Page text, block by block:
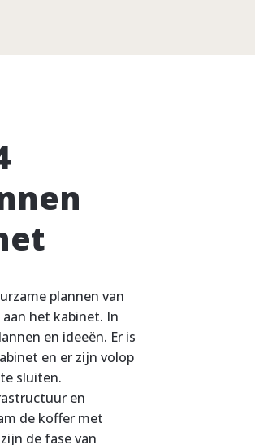
plannen van
het kabinet. In
en ideeën. Er is
en er zijn volop
sluiten.
en
de koffer met
de fase van